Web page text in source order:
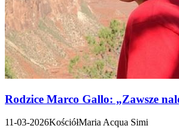
Rodzice Marco Gallo: „Zawsze
11-03-2026KościółMaria Acqua Simi